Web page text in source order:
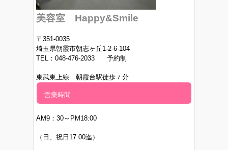
美容室 Happy&Smile
〒351-0035
埼玉県朝霞市朝志ヶ丘1-2-6-104
TEL：048-476-2033 予約制
東武東上線 朝霞台駅徒歩７分
営業時間
AM9：30～PM18:00
（日、祝日17:00迄）